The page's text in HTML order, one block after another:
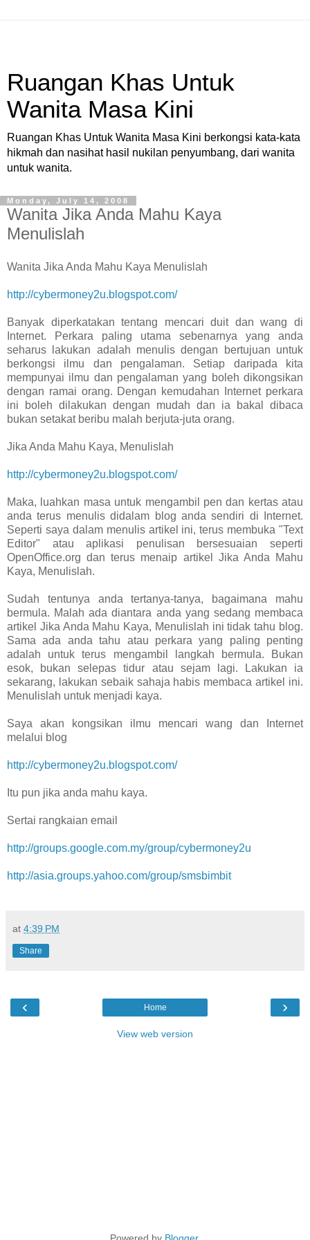
Ruangan Khas Untuk
Wanita Masa Kini
Ruangan Khas Untuk Wanita Masa Kini berkongsi kata-kata
hikmah dan nasihat hasil nukilan penyumbang, dari wanita
untuk wanita.
Monday, July 14, 2008
Wanita Jika Anda Mahu Kaya
Menulislah
Wanita Jika Anda Mahu Kaya Menulislah
http://cybermoney2u.blogspot.com/
Banyak diperkatakan tentang mencari duit dan wang di
Internet. Perkara paling utama sebenarnya yang anda
seharus lakukan adalah menulis dengan bertujuan untuk
berkongsi ilmu dan pengalaman. Setiap daripada kita
mempunyai ilmu dan pengalaman yang boleh dikongsikan
dengan ramai orang. Dengan kemudahan Internet perkara
ini boleh dilakukan dengan mudah dan ia bakal dibaca
bukan setakat beribu malah berjuta-juta orang.
Jika Anda Mahu Kaya, Menulislah
http://cybermoney2u.blogspot.com/
Maka, luahkan masa untuk mengambil pen dan kertas atau
anda terus menulis didalam blog anda sendiri di Internet.
Seperti saya dalam menulis artikel ini, terus membuka "Text
Editor" atau aplikasi penulisan bersesuaian seperti
OpenOffice.org dan terus menaip artikel Jika Anda Mahu
Kaya, Menulislah.
Sudah tentunya anda tertanya-tanya, bagaimana mahu
bermula. Malah ada diantara anda yang sedang membaca
artikel Jika Anda Mahu Kaya, Menulislah ini tidak tahu blog.
Sama ada anda tahu atau perkara yang paling penting
adalah untuk terus mengambil langkah bermula. Bukan
esok, bukan selepas tidur atau sejam lagi. Lakukan ia
sekarang, lakukan sebaik sahaja habis membaca artikel ini.
Menulislah untuk menjadi kaya.
Saya akan kongsikan ilmu mencari wang dan Internet
melalui blog
http://cybermoney2u.blogspot.com/
Itu pun jika anda mahu kaya.
Sertai rangkaian email
http://groups.google.com.my/group/cybermoney2u
http://asia.groups.yahoo.com/group/smsbimbit
at 4:39 PM
Share
‹ ›
Home
View web version
Powered by Blogger.